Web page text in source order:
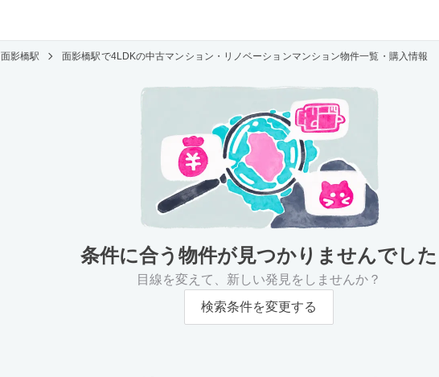
面影橋駅 面影橋駅で4LDKの中古マンション・リノベーションマンション物件一覧・購入情報
条件に合う物件が見つかりませんでした
目線を変えて、新しい発見をしませんか？
検索条件を変更する